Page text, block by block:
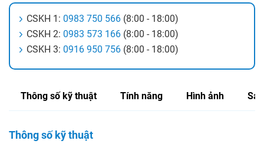
CSKH 1: 0983 750 566 (8:00 - 18:00)
CSKH 2: 0983 573 166 (8:00 - 18:00)
CSKH 3: 0916 950 756 (8:00 - 18:00)
Thông số kỹ thuật Tính năng Hình ảnh
Thông số kỹ thuật